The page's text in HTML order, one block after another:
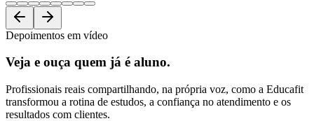
Depoimentos em vídeo
Veja e ouça quem já é aluno.
Profissionais reais compartilhando, na própria voz, como a Educafit
transformou a rotina de estudos, a confiança no atendimento e os
resultados com clientes.